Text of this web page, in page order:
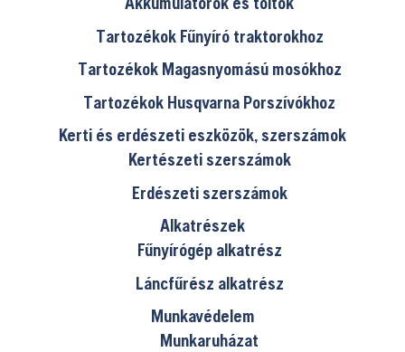
Tartozékok Fűnyíró traktorokhoz
Tartozékok Magasnyomású mosókhoz
Tartozékok Husqvarna Porszívókhoz
Kerti és erdészeti eszközök, szerszámok
Kertészeti szerszámok
Erdészeti szerszámok
Alkatrészek
Fűnyírógép alkatrész
Láncfűrész alkatrész
Munkavédelem
Munkaruházat